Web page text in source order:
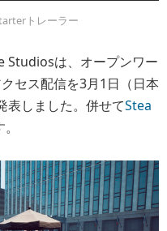
トレーラー
Studiosは、オープンワー
セス配信を3月1日（日本
表しました。併せてStea